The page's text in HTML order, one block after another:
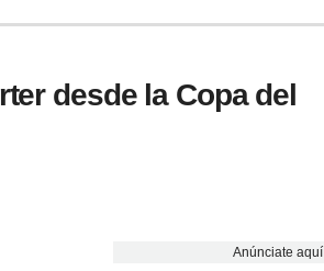
desde la Copa del
Anúnciate aquí